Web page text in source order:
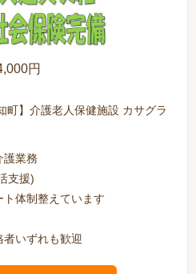
円
町】介護老人保健施設 カサグラ
護業務
支援)
体制整えています
いずれも歓迎